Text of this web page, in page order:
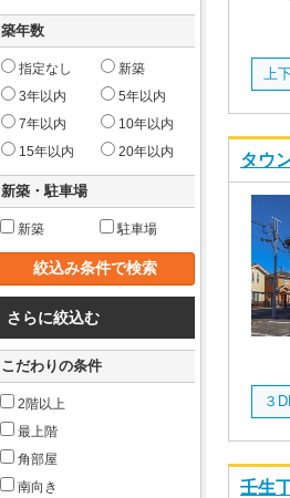
タウ
壬生
築年数
指定なし
新築
3年以内
5年以内
7年以内
10年以内
15年以内
20年以内
新築・駐車場
新築 駐車場
さらに絞込む
こだわりの条件
2階以上
最上階
角部屋
南向き